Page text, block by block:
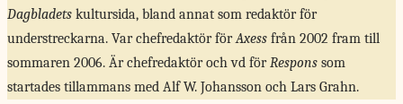
Dagbladets kultursida, bland annat som redaktör för
understreckarna. Var chefredaktör förAxess från 2002 fram till
sommaren 2006. Är chefredaktör och vd förRespons som
startades tillammans med Alf W. Johansson och Lars Grahn.